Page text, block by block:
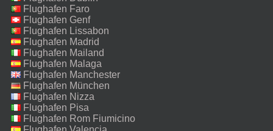
Flughafen Faro
Flughafen Genf
Flughafen Lissabon
Flughafen Madrid
Flughafen Mailand
Malpensa
Flughafen Malaga
Flughafen Manchester
Flughafen München
Flughafen Nizza
Flughafen Pisa
Flughafen Rom Fiumicino